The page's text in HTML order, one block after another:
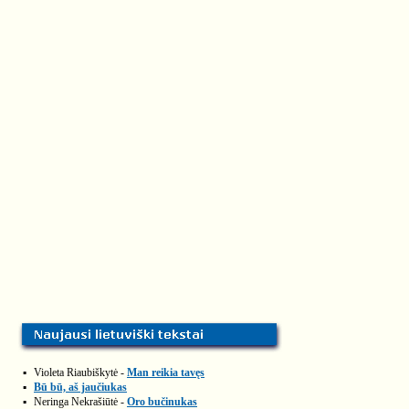
▪ Violeta Riaubiškytė - Man reikia tavęs
▪ Bū bū, aš jaučiukas
▪ Neringa Nekrašiūtė - Oro bučinukas